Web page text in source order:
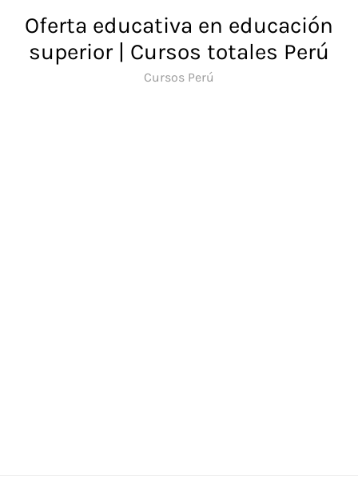
contenido
Oferta educativa en educación
superior | Cursos totales Perú
Cursos Perú